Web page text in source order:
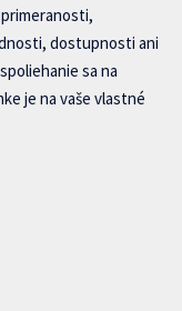
dostupnosti ani
sa na
je na vaše vlastné